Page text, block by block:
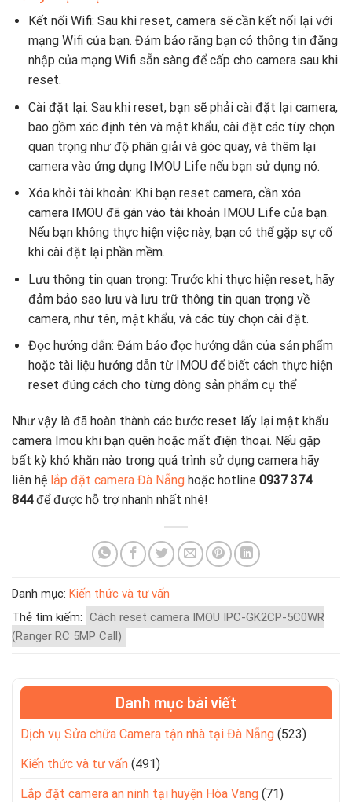
Kết nối Wifi: Sau khi reset, camera sẽ cần kết nối lại với
mạng Wifi của bạn. Đảm bảo rằng bạn có thông tin đăng
nhập của mạng Wifi sẵn sàng để cấp cho camera sau khi
reset.
Cài đặt lại: Sau khi reset, bạn sẽ phải cài đặt lại camera,
bao gồm xác định tên và mật khẩu, cài đặt các tùy chọn
quan trọng như độ phân giải và góc quay, và thêm lại
camera vào ứng dụng IMOU Life nếu bạn sử dụng nó.
Xóa khỏi tài khoản: Khi bạn reset camera, cần xóa
camera IMOU đã gán vào tài khoản IMOU Life của bạn.
Nếu bạn không thực hiện việc này, bạn có thể gặp sự cố
khi cài đặt lại phần mềm.
Lưu thông tin quan trọng: Trước khi thực hiện reset, hãy
đảm bảo sao lưu và lưu trữ thông tin quan trọng về
camera, như tên, mật khẩu, và các tùy chọn cài đặt.
Đọc hướng dẫn: Đảm bảo đọc hướng dẫn của sản phẩm
hoặc tài liệu hướng dẫn từ IMOU để biết cách thực hiện
reset đúng cách cho từng dòng sản phẩm cụ thể
Như vậy là đã hoàn thành các bước reset lấy lại mật khẩu
camera Imou khi bạn quên hoặc mất điện thoại. Nếu gặp
bất kỳ khó khăn nào trong quá trình sử dụng camera hãy
liên hệ lắp đặt camera Đà Nẵng hoặc hotline 0937 374
844để được hỗ trợ nhanh nhất nhé!
Danh mục: Kiến thức và tư vấn
Thẻ tìm kiếm: Cách reset camera IMOU IPC-GK2CP-5C0WR
(Ranger RC 5MP Call)
Danh mục bài viết
Dịch vụ Sửa chữa Camera tận nhà tại Đà Nẵng (523)
Kiến thức và tư vấn (491)
Lắp đặt camera an ninh tại huyện Hòa Vang (71)